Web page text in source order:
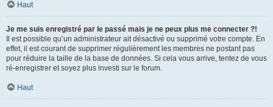
Haut
Je me suis enregistré par le passé mais je ne peux plus me connecter ?!
Il est possible qu’un administrateur ait désactivé ou supprimé votre compte. En
effet, il est courant de supprimer régulièrement les membres ne postant pas
pour réduire la taille de la base de données. Si cela vous arrive, tentez de vous
ré-enregistrer et soyez plus investi sur le forum.
Haut